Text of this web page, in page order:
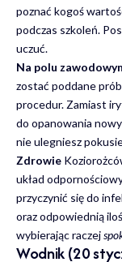
poznać kogoś
podczas szkoleń.
uczuć.
Na polu
zostać poddane
procedur. Zamiast
do opanowania
nie ulegniesz
Zdrowie
układ
przyczynić się do
oraz odpowiednią
wybierając raczej
Wodnik (20